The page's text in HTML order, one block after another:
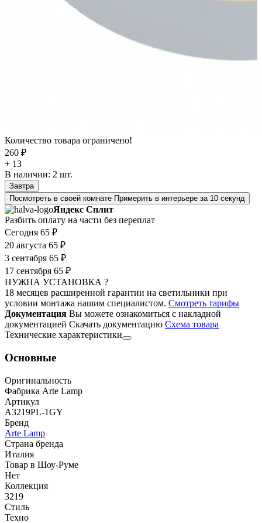
Количество товара ограничено!
260 ₽
+ 13
В наличии: 2 шт.
Завтра
Посмотреть в своей комнате Примерить в интерьере за 10 секунд
Яндекс Сплит
Разбить оплату на части без переплат
Сегодня 65 ₽
20 августа 65 ₽
3 сентября 65 ₽
17 сентября 65 ₽
НУЖНА УСТАНОВКА ?
18 месяцев расширенной гарантии на светильники при
условии монтажа нашим специалистом. Смотреть тарифы
Документация Вы можете ознакомиться с накладной
документацией Скачать документацию Cхема товара
Технические характеристики
Основные
Оригинальность
Фабрика Arte Lamp
Артикул
A3219PL-1GY
Бренд
Arte Lamp
Страна бренда
Италия
Товар в Шоу-Руме
Нет
Коллекция
3219
Стиль
Техно